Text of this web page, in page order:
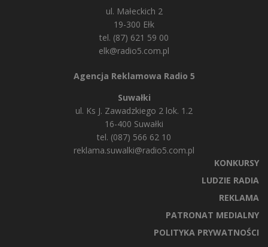
ul. Małeckich 2
19-300 Ełk
tel. (87) 621 59 00
elk@radio5.com.pl
Agencja Reklamowa Radio 5
Suwałki
ul. Ks J. Zawadzkiego 2 lok. 1.2
16-400 Suwałki
tel. (087) 566 62 10
reklama.suwalki@radio5.com.pl
KONKURSY
LUDZIE RADIA
REKLAMA
PATRONAT MEDIALNY
POLITYKA PRYWATNOŚCI